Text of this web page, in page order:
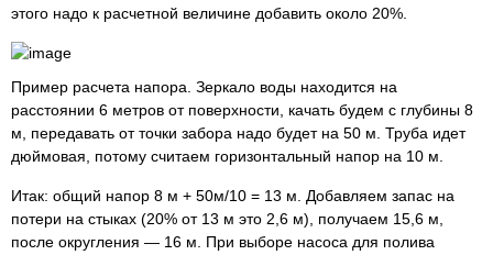
этого надо к расчетной величине добавить около 20%.
Пример расчета напора. Зеркало воды находится на
расстоянии 6 метров от поверхности, качать будем с глубины 8
м, передавать от точки забора надо будет на 50 м. Труба идет
дюймовая, потому считаем горизонтальный напор на 10 м.
Итак: общий напор 8 м + 50м/10 = 13 м. Добавляем запас на
потери на стыках (20% от 13 м это 2,6 м), получаем 15,6 м,
после округления — 16 м. При выборе насоса для полива